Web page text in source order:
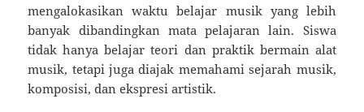
mengalokasikan waktu belajar musik yang lebih
banyak dibandingkan mata pelajaran lain. Siswa
tidak hanya belajar teori dan praktik bermain alat
musik, tetapi juga diajak memahami sejarah musik,
komposisi, dan ekspresi artistik.